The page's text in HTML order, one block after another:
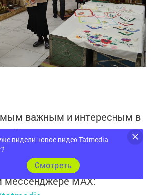
важным и интересным в
Татмедиа
Татарстана в
мессенджере MАХ:
видели новое видео Tatmedia
Cмотреть